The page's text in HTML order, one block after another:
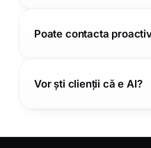
Poate contacta
Vor ști clienții că e AI?